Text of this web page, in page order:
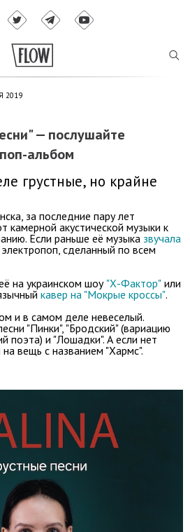
2019
— послушайте
альбом
грустные, но крайне
за последние пару лет
камерной акустической музыки к
Если раньше её музыка звучала
электропоп, сделанный по всем
на украинском шоу "Х-Фактор" или
кавер на "Мокрые кроссы".
и в самом деле невеселый.
"Пинки", "Бродский" (вариацию
поэта) и "Лошадки". А если нет
вещь с названием "Хармс".